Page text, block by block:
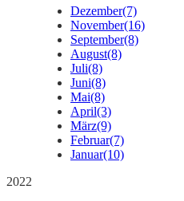
Dezember(7)
November(16)
September(8)
August(8)
Juli(8)
Juni(8)
Mai(8)
April(3)
März(9)
Februar(7)
Januar(10)
2022